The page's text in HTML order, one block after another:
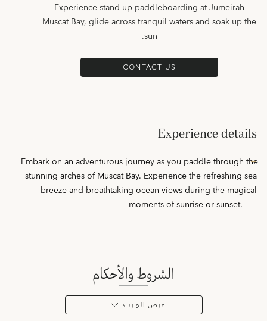
Experience stand-up paddleboarding at Jumeirah
Muscat Bay, glide across tranquil waters and soak up the
sun.
CONTACT US
Experience details
Embark on an adventurous journey as you paddle through the
stunning arches of Muscat Bay. Experience the refreshing sea
breeze and breathtaking ocean views during the magical
moments of sunrise or sunset.
الشروط والأحكام
عرض المـزيـد